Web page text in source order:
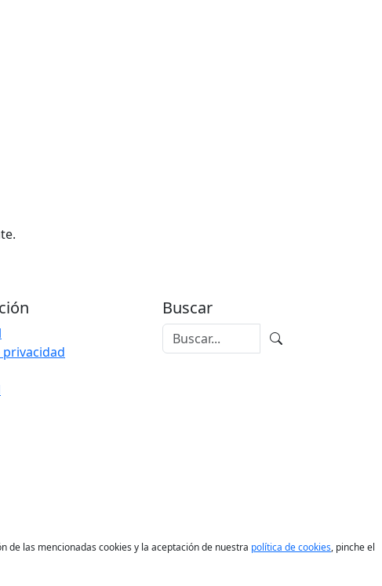
Buscar
de las mencionadas cookies y la aceptación de nuestra política de cookies, pinche el